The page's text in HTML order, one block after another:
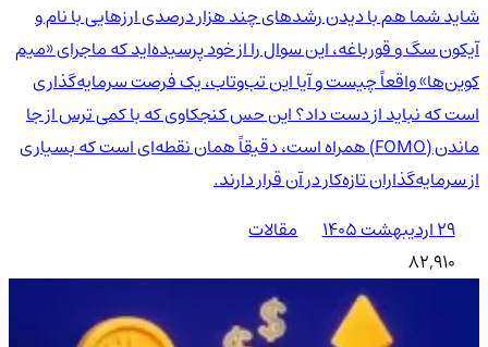
شاید شما هم با دیدن رشدهای چند هزار درصدی ارزهایی با نام و
آیکون سگ و قورباغه، این سوال را از خود پرسیده‌اید که ماجرای «میم
کوین‌ها» واقعاً چیست و آیا این تب‌وتاب، یک فرصت سرمایه‌گذاری
است که نباید از دست داد؟ این حس کنجکاوی که با کمی ترس از جا
ماندن (FOMO) همراه است، دقیقاً همان نقطه‌ای است که بسیاری
از سرمایه‌گذاران تازه‌کار در آن قرار دارند.
۲۹ اردیبهشت ۱۴۰۵
مقالات
82,910